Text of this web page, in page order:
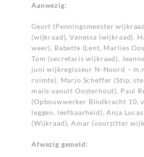
Aanwezig:
Geurt (Penningsmeester
(wijkraad), Vanessa (wijkraad),
weer), Babette (Lent, Marlies
Tom (secretaris wijkraad),
juni wijkregisseur N-Noord –
ruimte), Marjo Scheffer (Stip,
mails vanuit Oosterhout), Paul
(Opbouwwerker Bindkracht 10,
leggen, leefbaarheid), Anja
(Wijkraad), Amar (voorzitter
Afwezig gemeld: